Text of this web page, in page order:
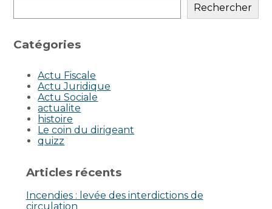
Rechercher
Catégories
Actu Fiscale
Actu Juridique
Actu Sociale
actualite
histoire
Le coin du dirigeant
quizz
Articles récents
Incendies : levée des interdictions de
circulation